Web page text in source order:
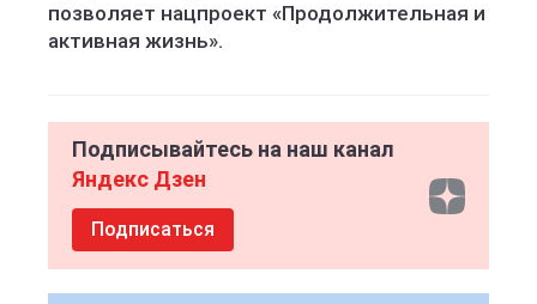
позволяет нацпроект «Продолжительная и
активная жизнь».
Подписывайтесь на наш канал
Яндекс Дзен
Подписаться